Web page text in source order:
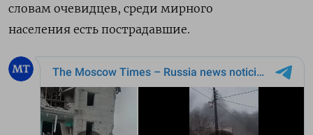
словам очевидцев, среди мирного
населения есть пострадавшие.